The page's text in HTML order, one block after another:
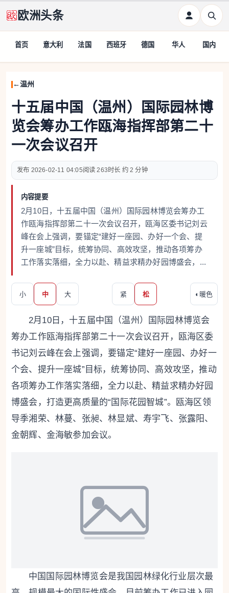
欧洲头条
首页 意大利 法国 西班牙 德国 华人 国内
温州
十五届中国（温州）国际园林博
览会筹办工作瓯海指挥部第二十
一次会议召开
2026-02-11 04:05 263 约 2 分钟
内容提要
2月10日，十五届中国（温州）国际园林博览会筹办工
作瓯海指挥部第二十一次会议召开，瓯海区委书记刘云
峰在会上强调，要锚定“建好一座园、办好一个会、提
升一座城”目标，统筹协同、高效攻坚，推动各项筹办
工作落实落细，全力以赴、精益求精办好园博盛会，...
小 中 大 紧 松 ◐ 暖色
2月10日，十五届中国（温州）国际园林博览会
筹办工作瓯海指挥部第二十一次会议召开，瓯海区委
书记刘云峰在会上强调，要锚定“建好一座园、办好一
个会、提升一座城”目标，统筹协同、高效攻坚，推动
各项筹办工作落实落细，全力以赴、精益求精办好园
博盛会，打造更高质量的“国际花园智城”。瓯海区领
导季湘荣、林蔓、张昶、林显斌、寿宇飞、张露阳、
金朝辉、金海敏参加会议。
中国国际园林博览会是我国园林绿化行业层次最